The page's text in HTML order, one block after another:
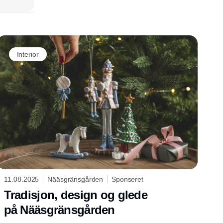
Interior
11.08.2025 Nääsgränsgården Sponseret
Tradisjon, design og glede
på Nääsgränsgården